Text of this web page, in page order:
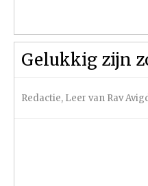
Gelukkig zijn
Redactie, Leer van Rav